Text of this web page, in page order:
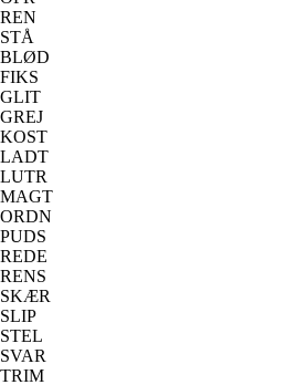
REN
STÅ
BLØD
FIKS
GLIT
GREJ
KOST
LADT
LUTR
MAGT
ORDN
PUDS
REDE
RENS
SKÆR
SLIP
STEL
SVAR
TRIM